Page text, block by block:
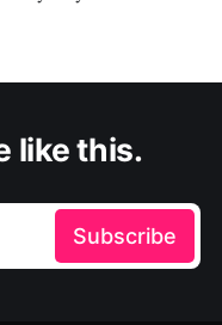
like this.
Subscribe